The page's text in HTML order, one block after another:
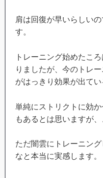
肩は回復が早いらしい
す。
トレーニング始めたこ
りましたが、今のトレ
がはっきり効果が出てい
単純にストリクトに効
もあるとは思いますが、
ただ闇雲にトレーニン
なと本当に実感します。